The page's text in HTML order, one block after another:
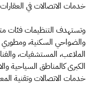
خدمات الاتصالات في
وتستهدف التنظيمات فئات
والضواحي السكنية، ومطوري
الملاعب، المستشفيات،
الكبرى كالمناطق السياحية
خدمات الاتصالات وتقنية